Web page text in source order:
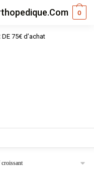
0
DE 75€ d’achat